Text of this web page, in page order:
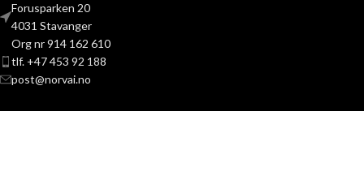
Forusparken 20
4031 Stavanger
Org nr 914 162 610
tlf. +47 453 92 188
post@norvai.no